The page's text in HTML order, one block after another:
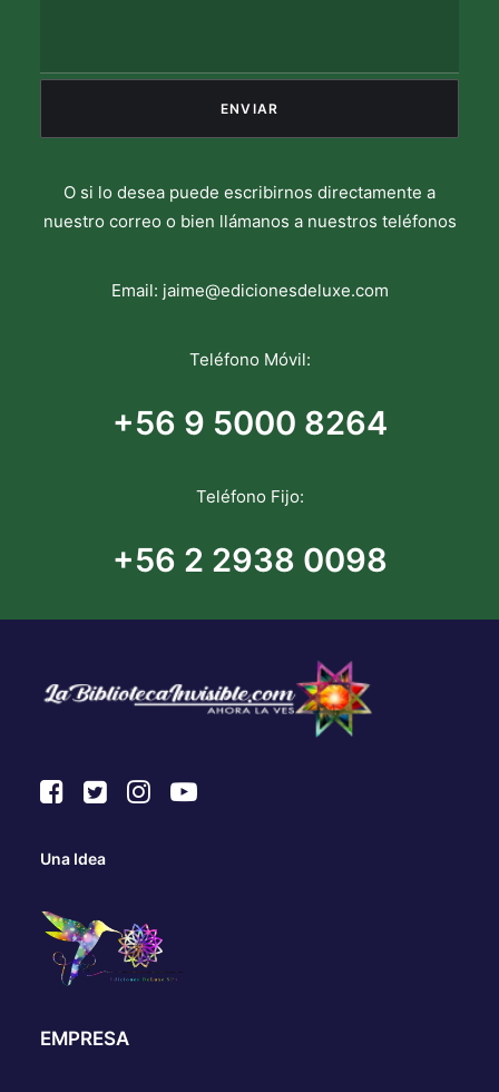
O si lo desea puede escribirnos directamente a
nuestro correo o bien llámanos a nuestros teléfonos
Email: jaime@edicionesdeluxe.com
Teléfono Móvil:
+56 9 5000 8264
Teléfono Fijo:
+56 2 2938 0098
Una Idea
EMPRESA